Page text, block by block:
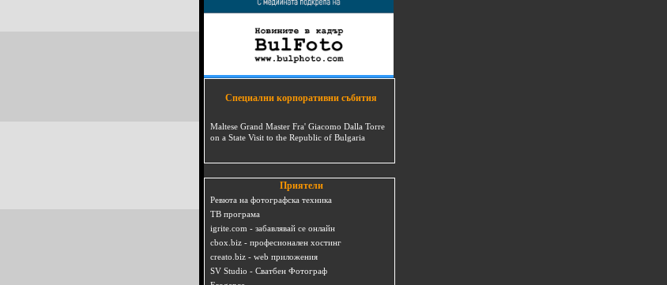
Специални корпоративни събития
Maltese Grand Master Fra' Giacomo Dalla Torre
on a State Visit to the Republic of Bulgaria
Приятели
Ревюта на фотографска техника
ТВ програма
igrite.com - забавлявай се онлайн
cbox.biz - професионален хостинг
creato.biz - web приложения
SV Studio - Сватбен Фотограф